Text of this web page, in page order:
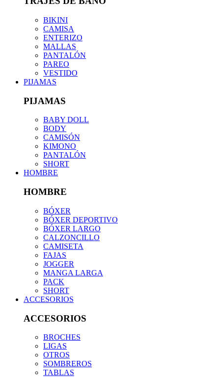
BIKINI
CAMISA
ENTERIZO
MALLAS
PANTALÓN
PAREO
VESTIDO
PIJAMAS
PIJAMAS
BABY DOLL
BODY
CAMISÓN
KIMONO
PANTALÓN
SHORT
HOMBRE
HOMBRE
BÓXER
BÓXER DEPORTIVO
BÓXER LARGO
CALZONCILLO
CAMISETA
FAJAS
JOGGER
MANGA LARGA
PACK
SHORT
ACCESORIOS
ACCESORIOS
BROCHES
LIGAS
OTROS
SOMBREROS
TABLAS